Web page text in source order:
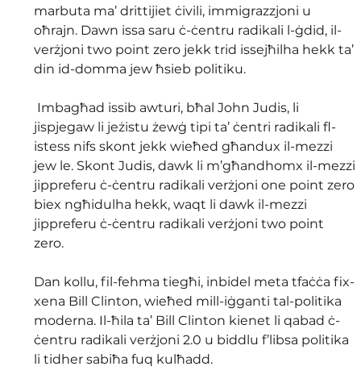
marbuta ma’ drittijiet ċivili, immigrazzjoni u
oħrajn. Dawn issa saru ċ-ċentru radikali l-ġdid, il-
verżjoni two point zero jekk trid issejħilha hekk ta’
din id-domma jew ħsieb politiku.
jispjegaw li jeżistu żewġ tipi ta’ ċentri radikali fl-
istess nifs skont jekk wieħed għandux il-mezzi
jew le. Skont Judis, dawk li m’għandhomx il-mezzi
jippreferu ċ-ċentru radikali verżjoni one point zero
biex ngħidulha hekk, waqt li dawk il-mezzi
jippreferu ċ-ċentru radikali verżjoni two point
zero.
Dan kollu, fil-fehma tiegħi, inbidel meta tfaċċa fix-
xena Bill Clinton, wieħed mill-iġganti tal-politika
moderna. Il-ħila ta’ Bill Clinton kienet li qabad ċ-
ċentru radikali verżjoni 2.0 u biddlu f’libsa politika
li tidher sabiħa fuq kulħadd.